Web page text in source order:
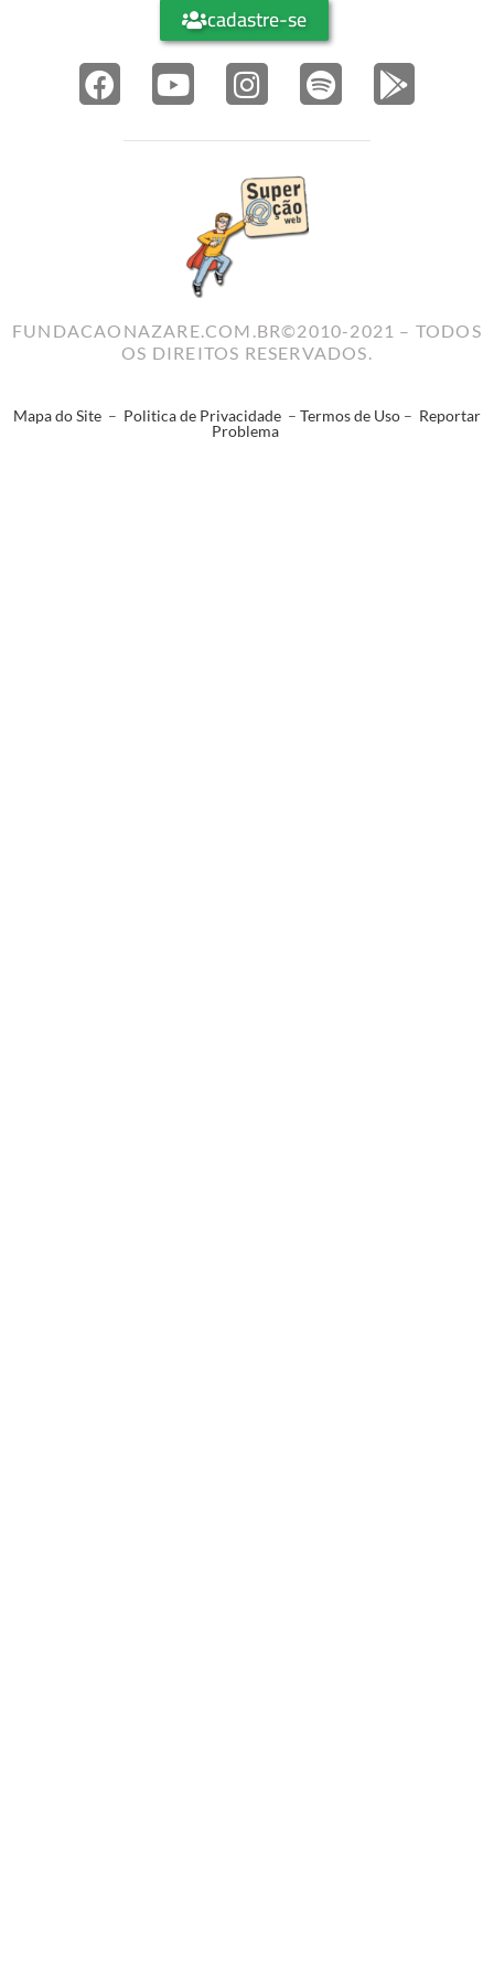
cadastre-se
FUNDACAONAZARE.COM.BR©2010-2021 – TODOS
OS DIREITOS RESERVADOS.
Mapa do Site – Politica de Privacidade – Termos de Uso – Reportar
Problema